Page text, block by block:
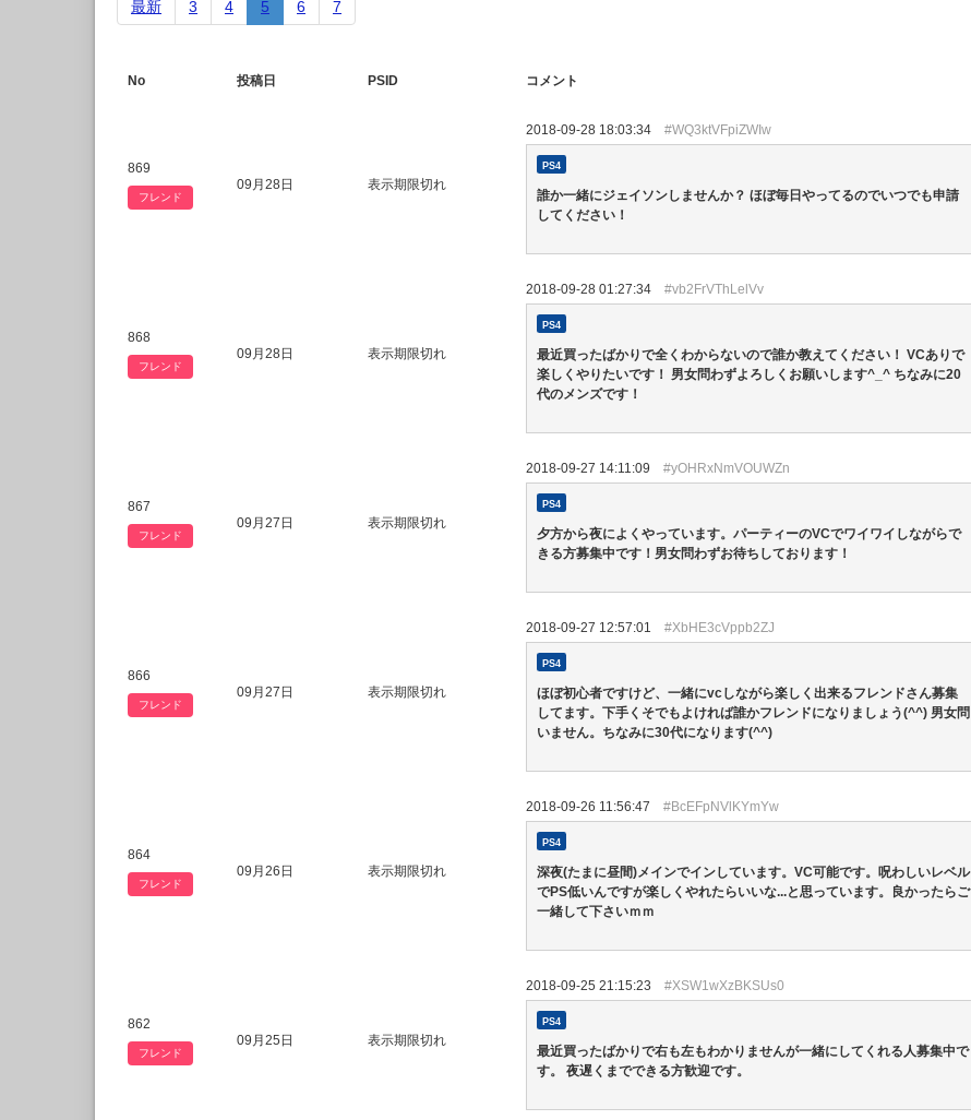
最新 3 4 5 6 7
No 投稿日 PSID コメント
869
フレンド
09月28日 表示期限切れ
2018-09-28 18:03:34 #WQ3ktVFpiZWIw
PS4
誰か一緒にジェイソンしませんか？ ほぼ毎日やってるのでいつでも申請
してください！
868
フレンド
09月28日 表示期限切れ
2018-09-28 01:27:34 #vb2FrVThLelVv
PS4
最近買ったばかりで全くわからないので誰か教えてください！ VCありで
楽しくやりたいです！ 男女問わずよろしくお願いします^_^ ちなみに20
代のメンズです！
867
フレンド
09月27日 表示期限切れ
2018-09-27 14:11:09 #yOHRxNmVOUWZn
PS4
夕方から夜によくやっています。パーティーのVCでワイワイしながらで
きる方募集中です！男女問わずお待ちしております！
866
フレンド
09月27日 表示期限切れ
2018-09-27 12:57:01 #XbHE3cVppb2ZJ
PS4
ほぼ初心者ですけど、一緒にvcしながら楽しく出来るフレンドさん募集
してます。下手くそでもよければ誰かフレンドになりましょう(^^) 男女問
いません。ちなみに30代になります(^^)
864
フレンド
09月26日 表示期限切れ
2018-09-26 11:56:47 #BcEFpNVlKYmYw
PS4
深夜(たまに昼間)メインでインしています。VC可能です。呪わしいレベル
でPS低いんですが楽しくやれたらいいな...と思っています。良かったらご
一緒して下さいｍｍ
862
フレンド
09月25日 表示期限切れ
2018-09-25 21:15:23 #XSW1wXzBKSUs0
PS4
最近買ったばかりで右も左もわかりませんが一緒にしてくれる人募集中で
す。 夜遅くまでできる方歓迎です。